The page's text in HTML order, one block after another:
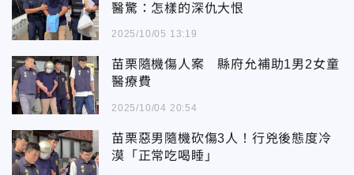
醫驚：怎樣的深仇大恨
2025/10/05 13:19
苗栗隨機傷人案 縣府允補助1男2女童
醫療費
2025/10/04 20:54
苗栗惡男隨機砍傷3人！行兇後態度冷
漠「正常吃喝睡」